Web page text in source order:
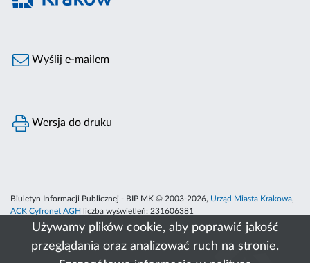
Używamy plików cookie, aby poprawić jakość
przeglądania oraz analizować ruch na stronie.
Wyślij e-mailem
Wersja do druku
Biuletyn Informacji Publicznej - BIP MK © 2003-2026, Urząd Miasta Krakowa,
ACK Cyfronet AGH
liczba wyświetleń: 231606381